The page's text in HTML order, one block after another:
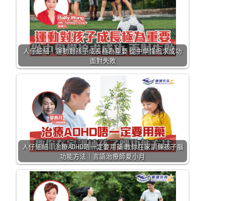
人仔細細｜運動對孩子成長極為重要 從中學懂追求成功
面對失敗
人仔細細｜治療ADHD唔一定要用藥 教你在家訓練孩子腦
功能方法｜言語治療師夏小月